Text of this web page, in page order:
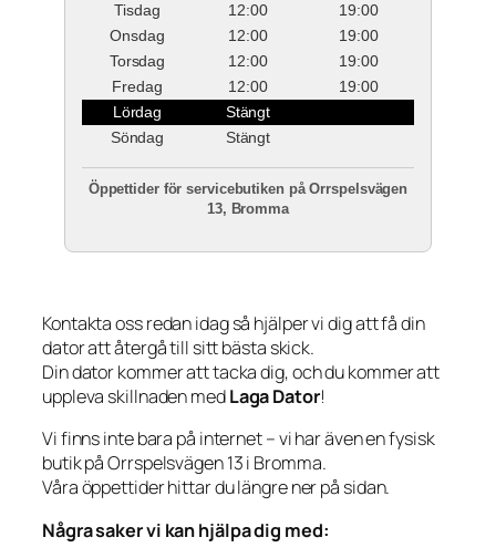
Tisdag
12:00
19:00
Onsdag
12:00
19:00
Torsdag
12:00
19:00
Fredag
12:00
19:00
Lördag
Stängt
Söndag
Stängt
Öppettider för servicebutiken på Orrspelsvägen
13, Bromma
Kontakta oss redan idag så hjälper vi dig att få din
dator att återgå till sitt bästa skick.
Din dator kommer att tacka dig, och du kommer att
uppleva skillnaden medLaga Dator!
Vi finns inte bara på internet – vi har även en fysisk
butik på Orrspelsvägen 13 i Bromma.
Våra öppettider hittar du längre ner på sidan.
Några saker vi kan hjälpa dig med: